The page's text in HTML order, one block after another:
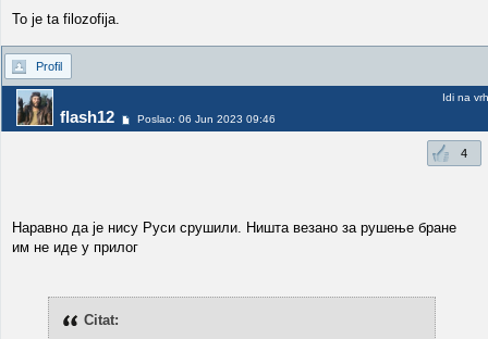
To je ta filozofija.
Profil
flash12 Poslao: 06 Jun 2023 09:46
Idi na vrh
4
Наравно да је нису Руси срушили. Ништа везано за рушење бране
им не иде у прилог
Citat: